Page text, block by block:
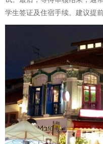
学生签证及住宿手续。建议提